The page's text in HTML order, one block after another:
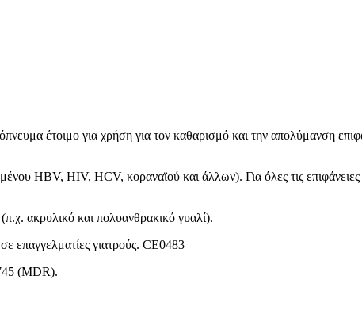
έτοιμο για χρήση για τον καθαρισμό και την απολύμανση
HBV, HIV, HCV, κοραναϊού και άλλων). Για όλες τις επιφάνειες
ακρυλικό και πολυανθρακικό γυαλί).
επαγγελματίες γιατρούς. CE0483
(MDR).